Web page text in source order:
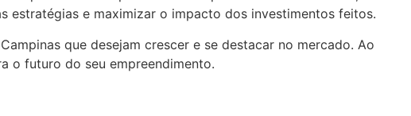
estratégias e maximizar o impacto dos investimentos feitos.
que desejam crescer e se destacar no mercado. Ao
o futuro do seu empreendimento.